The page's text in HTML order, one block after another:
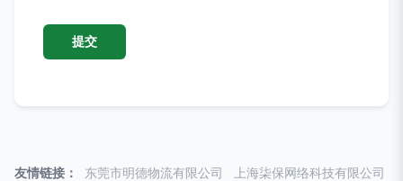
友情链接： 东莞市明德物流有限公司
上海柒保网络科技有限公司